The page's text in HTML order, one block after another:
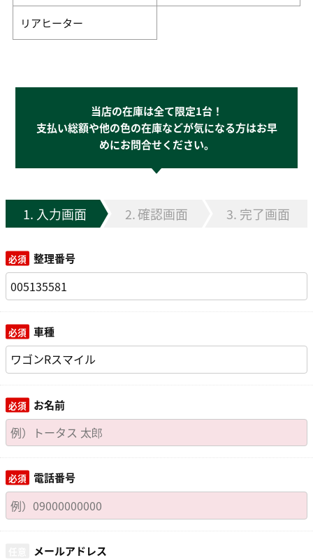
リアヒーター
当店の在庫は全て限定1台！
支払い総額や他の色の在庫などが気になる方はお早
めにお問合せください。
入力画面 確認画面 完了画面
整理番号
車種
お名前
電話番号
メールアドレス